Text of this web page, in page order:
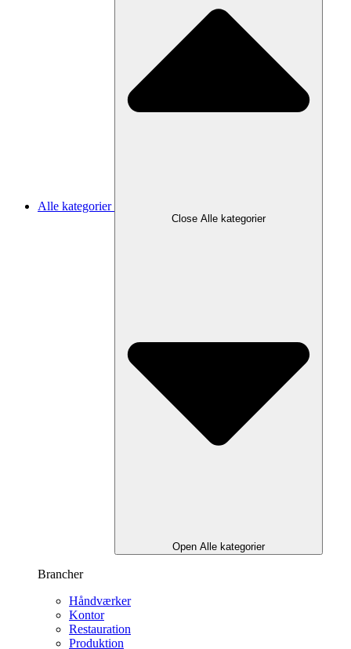
Alle kategorier
Close Alle kategorier
Open Alle kategorier
Brancher
Håndværker
Kontor
Restauration
Produktion